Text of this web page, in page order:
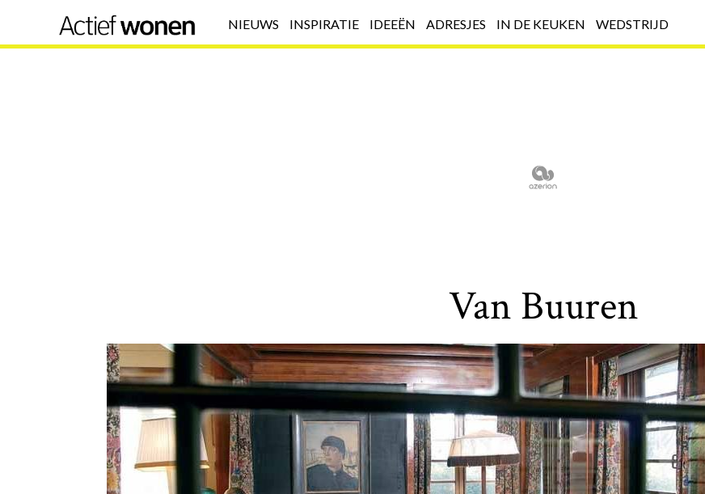
NIEUWS INSPIRATIE IDEEËN ADRESJES IN DE KEUKEN WEDSTRIJD
Van Buuren